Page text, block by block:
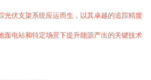
光伏支架系统应运而生，以其卓越的追踪精度
面电站和特定场景下提升能源产出的关键技术